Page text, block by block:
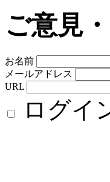
ご意見
お名前
メールアドレス
URL
ログイ